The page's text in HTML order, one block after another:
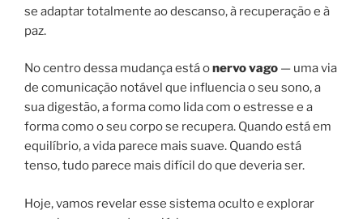
se adaptar totalmente ao descanso, à recuperação e à
paz.
No centro dessa mudança está onervo vago — uma via
de comunicação notável que influencia o seu sono, a
sua digestão, a forma como lida com o estresse e a
forma como o seu corpo se recupera. Quando está em
equilíbrio, a vida parece mais suave. Quando está
tenso, tudo parece mais difícil do que deveria ser.
Hoje, vamos revelar esse sistema oculto e explorar